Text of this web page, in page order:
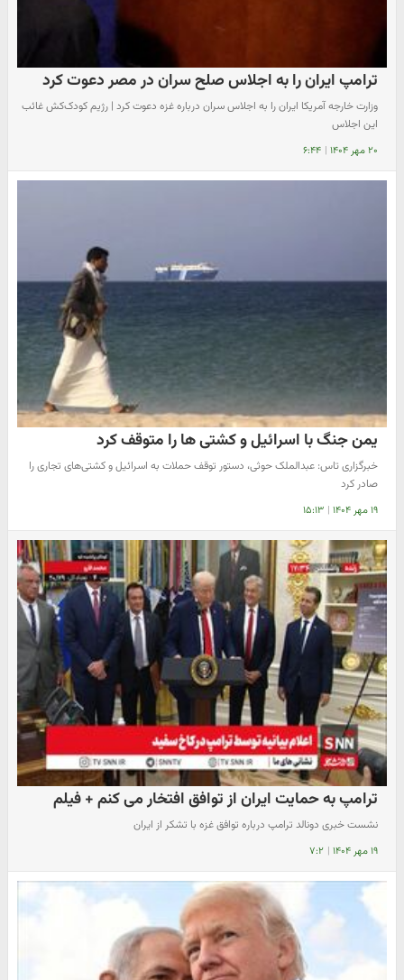
ترامپ ایران را به اجلاس صلح سران در مصر دعوت کرد
وزارت خارجه آمریکا ایران را به اجلاس سران درباره غزه دعوت کرد | رژیم کودک‌کش غائب
این اجلاس
۲۰ مهر ۱۴۰۴ | ۶:۴۴
یمن جنگ با اسرائیل و کشتی ها را متوقف کرد
خبرگزاری تاس: عبد‌الملک حوثی، دستور توقف حملات به اسرائیل و کشتی‌های تجاری را
صادر کرد
۱۹ مهر ۱۴۰۴ | ۱۵:۱۳
ترامپ به حمایت ایران از توافق افتخار می کنم + فیلم
نشست خبری دونالد ترامپ درباره توافق غزه با تشکر از ایران
۱۹ مهر ۱۴۰۴ | ۷:۲